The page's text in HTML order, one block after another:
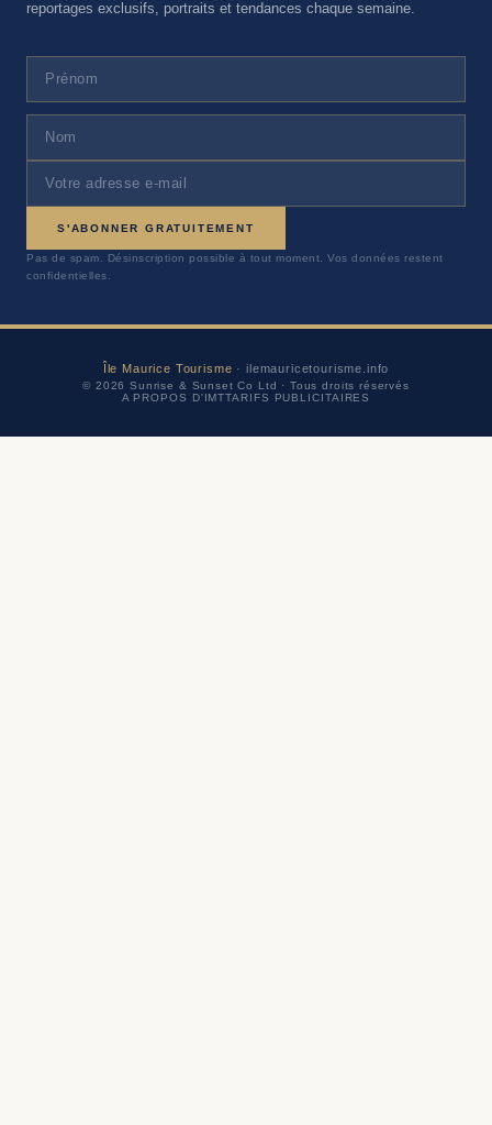
reportages exclusifs, portraits et tendances chaque semaine.
S'ABONNER GRATUITEMENT
Pas de spam. Désinscription possible à tout moment. Vos données restent
confidentielles.
Île Maurice Tourisme · ilemauricetourisme.info
© 2026 Sunrise & Sunset Co Ltd · Tous droits réservés
A PROPOS D'IMTTARIFS PUBLICITAIRES